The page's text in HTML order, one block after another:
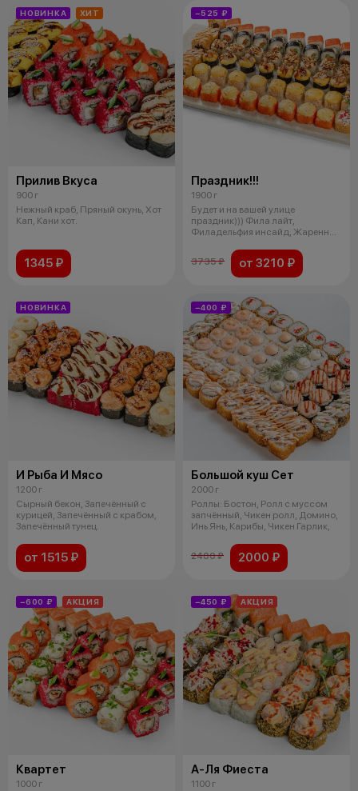
НОВИНКА ХИТ
Прилив Вкуса
900 г
Нежный краб, Пряный окунь, Хот
Кап, Кани хот.
1345 ₽
−525 ₽
Праздник!!!
1900 г
Будет и на вашей улице
праздник))) Фила лайт,
Филадельфия инсайд, Жаренный
3735 ₽
от 3210 ₽
НОВИНКА
И Рыба И Мясо
1200 г
Сырный бекон, Запечённый с
курицей, Запечённый с крабом,
Запечённый тунец.
от 1515 ₽
−400 ₽
Большой куш Сет
2000 г
Роллы: Бостон, Ролл с муссом
запчённый, Чикен ролл, Домино,
Инь Янь, Карибы, Чикен Гарлик,
2400 ₽ 2000 ₽
−600 ₽ АКЦИЯ
Квартет
1000 г
−450 ₽ АКЦИЯ
А-Ля Фиеста
1100 г